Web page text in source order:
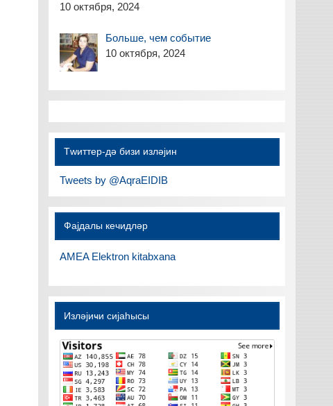
10 октября, 2024
Больше, чем событие
10 октября, 2024
Тwиттер-дә бизи изләјин
Tweets by @AqraEIDIB
Фајдалы кечидләр
AMEA Elektron kitabxana
Изләјиҹи сијаһысы